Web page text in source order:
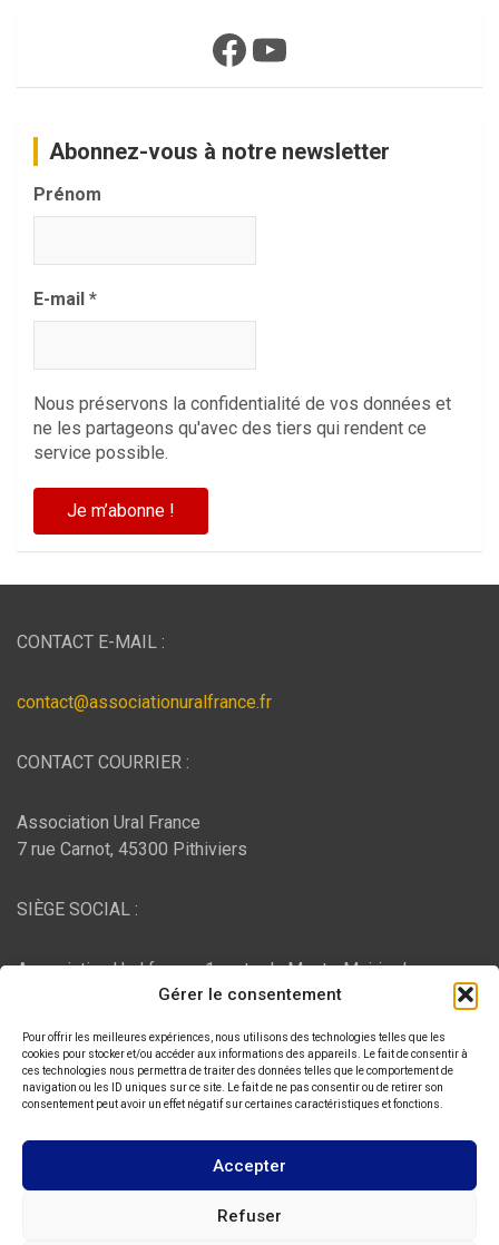
Gérer le consentement
Pour offrir les meilleures expériences, nous utilisons des technologies telles que les
cookies pour stocker et/ou accéder aux informations des appareils. Le fait de consentir à
ces technologies nous permettra de traiter des données telles que le comportement de
navigation ou les ID uniques sur ce site. Le fait de ne pas consentir ou de retirer son
consentement peut avoir un effet négatif sur certaines caractéristiques et fonctions.
Accepter
Refuser
Facebook
YouTube
Abonnez-vous à notre newsletter
Prénom
E-mail *
Nous préservons la confidentialité de vos données et
ne les partageons qu'avec des tiers qui rendent ce
service possible.
CONTACT E-MAIL :
contact@associationuralfrance.fr
CONTACT COURRIER :
Association Ural France
7 rue Carnot, 45300 Pithiviers
SIÈGE SOCIAL :
Association Ural france, 1 route du Mont - Mairie de
Bujaleuf, 87460 Bujaleuf
HÉBERGEMENT :
, Chemin des Pardiaux, 63000 Clermont-Ferrand
ASSOCIATION URAL FRANCE